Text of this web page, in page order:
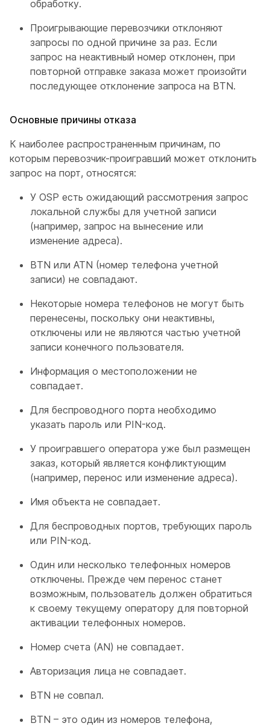
обработку.
Проигрывающие перевозчики отклоняют
запросы по одной причине за раз. Если
запрос на неактивный номер отклонен, при
повторной отправке заказа может произойти
последующее отклонение запроса на BTN.
Основные причины отказа
К наиболее распространенным причинам, по
которым перевозчик-проигравший может отклонить
запрос на порт, относятся:
У OSP есть ожидающий рассмотрения запрос
локальной службы для учетной записи
(например, запрос на вынесение или
изменение адреса).
BTN или ATN (номер телефона учетной
записи) не совпадают.
Некоторые номера телефонов не могут быть
перенесены, поскольку они неактивны,
отключены или не являются частью учетной
записи конечного пользователя.
Информация о местоположении не
совпадает.
Для беспроводного порта необходимо
указать пароль или PIN-код.
У проигравшего оператора уже был размещен
заказ, который является конфликтующим
(например, перенос или изменение адреса).
Имя объекта не совпадает.
Для беспроводных портов, требующих пароль
или PIN-код.
Один или несколько телефонных номеров
отключены. Прежде чем перенос станет
возможным, пользователь должен обратиться
к своему текущему оператору для повторной
активации телефонных номеров.
Номер счета (AN) не совпадает.
Авторизация лица не совпадает.
BTN не совпал.
BTN – это один из номеров телефона,